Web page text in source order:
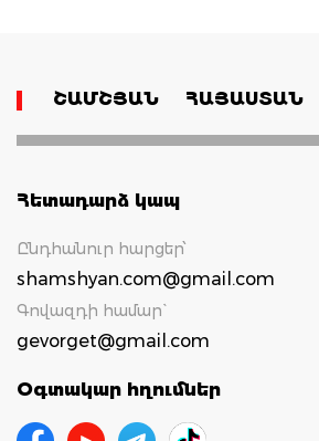
ՇԱՄՇՅԱՆ ՀԱՅԱՍՏԱՆ
Հետադարձ կապ
Ընդհանուր հարցեր՝
shamshyan.com@gmail.com
Գովազդի համար`
gevorget@gmail.com
Օգտակար հղումներ